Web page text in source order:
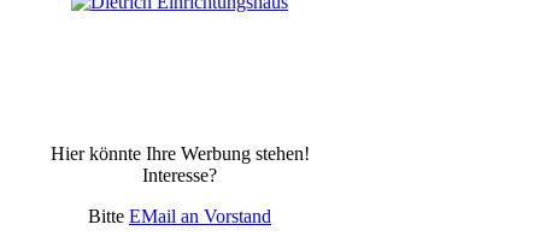
Hier könnte Ihre Werbung stehen!
Interesse?
Bitte EMail an Vorstand